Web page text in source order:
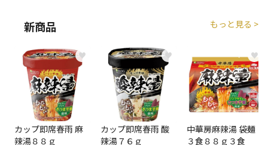
エアコンの取付工事が必要な商品です。別途費用が発
生する場合がございます。
商品購入個数ごとに送料がかかる商品です
新商品 もっと見る >
♥
カップ即席春雨 麻
辣湯８８ｇ
♥
カップ即席春雨 酸
辣湯７６ｇ
♥
中華房麻辣湯 袋麺
３食８８ｇ３食